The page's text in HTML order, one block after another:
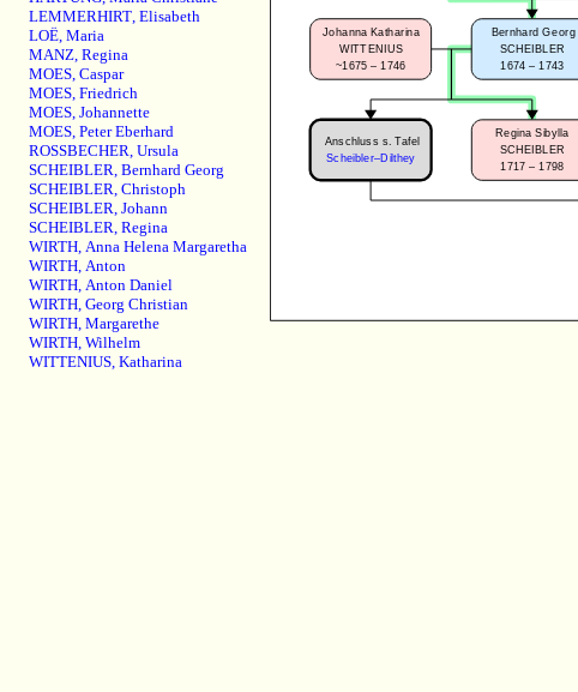
LEMMERHIRT,Elisabeth
LOË,Maria
MANZ,Regina
MOES,Caspar
MOES,Friedrich
MOES,Johannette
MOES,Peter Eberhard
ROSSBECHER,Ursula
SCHEIBLER,Bernhard Georg
SCHEIBLER,Christoph
SCHEIBLER,Johann
SCHEIBLER,Regina
WIRTH,Anna Helena Margaretha
WIRTH,Anton
WIRTH,Anton Daniel
WIRTH,Georg Christian
WIRTH,Margarethe
WIRTH,Wilhelm
WITTENIUS,Katharina
Bernhard Georg
SCHEIBLER
1674 – 1743
Johanna Katharina
WITTENIUS
~1675 – 1746
Anschluss s. Tafel
Scheibler–Dilthey
Regina Sibylla
SCHEIBLER
1717 – 1798